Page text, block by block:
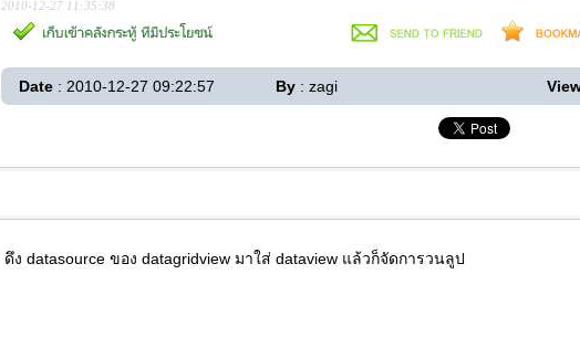
2010-12-27 11:35:38
Date : 2010-12-27 09:22:57 By : zagi
ดึง datasource ของ datagridview มาใส่ dataview แล้วก็จัดการวนลูป